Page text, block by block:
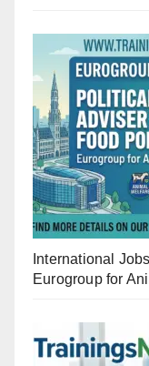
International
Eurogroup for